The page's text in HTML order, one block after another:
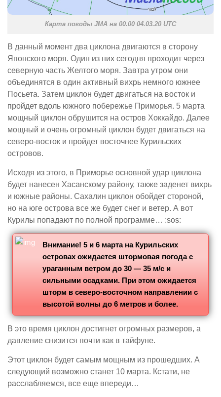
Карта погоды JMA на 00.00 04.03.20 UTC
В данный момент два циклона двигаются в сторону
Японского моря. Один из них сегодня проходит через
северную часть Желтого моря. Завтра утром они
объединятся в один активный вихрь немного южнее
Посьета. Затем циклон будет двигаться на восток и
пройдет вдоль южного побережье Приморья. 5 марта
мощный циклон обрушится на остров Хоккайдо. Далее
мощный и очень огромный циклон будет двигаться на
северо-восток и пройдет восточнее Курильских
островов.
Исходя из этого, в Приморье основной удар циклона
будет нанесен Хасанскому району, также заденет вихрь
и южные районы. Сахалин циклон обойдет стороной,
но на юге острова все же будет снег и ветер. А вот
Курилы попадают по полной программе… :sos:
Внимание! 5 и 6 марта на Курильских
островах ожидается штормовая погода с
ураганным ветром до 30 — 35 м/с и
сильными осадками. При этом ожидается
шторм в северо-восточном направлении с
высотой волны до 6 метров и более.
В это время циклон достигнет огромных размеров, а
давление снизится почти как в тайфуне.
Этот циклон будет самым мощным из прошедших. А
следующий возможно станет 10 марта. Кстати, не
расслабляемся, все еще впереди…